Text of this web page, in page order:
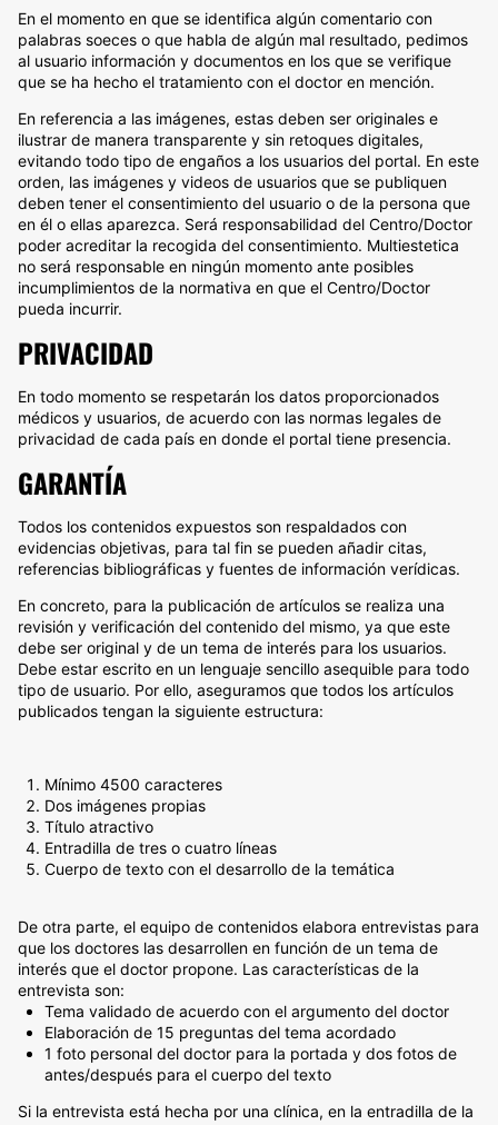
En el momento en que se identifica algún comentario con
palabras soeces o que habla de algún mal resultado, pedimos
al usuario información y documentos en los que se verifique
que se ha hecho el tratamiento con el doctor en mención.
En referencia a las imágenes, estas deben ser originales e
ilustrar de manera transparente y sin retoques digitales,
evitando todo tipo de engaños a los usuarios del portal. En este
orden, las imágenes y videos de usuarios que se publiquen
deben tener el consentimiento del usuario o de la persona que
en él o ellas aparezca. Será responsabilidad del Centro/Doctor
poder acreditar la recogida del consentimiento. Multiestetica
no será responsable en ningún momento ante posibles
incumplimientos de la normativa en que el Centro/Doctor
pueda incurrir.
PRIVACIDAD
En todo momento se respetarán los datos proporcionados
médicos y usuarios, de acuerdo con las normas legales de
privacidad de cada país en donde el portal tiene presencia.
GARANTÍA
Todos los contenidos expuestos son respaldados con
evidencias objetivas, para tal fin se pueden añadir citas,
referencias bibliográficas y fuentes de información verídicas.
En concreto, para la publicación de artículos se realiza una
revisión y verificación del contenido del mismo, ya que este
debe ser original y de un tema de interés para los usuarios.
Debe estar escrito en un lenguaje sencillo asequible para todo
tipo de usuario. Por ello, aseguramos que todos los artículos
publicados tengan la siguiente estructura:
Mínimo 4500 caracteres
Dos imágenes propias
Título atractivo
Entradilla de tres o cuatro líneas
Cuerpo de texto con el desarrollo de la temática
De otra parte, el equipo de contenidos elabora entrevistas para
que los doctores las desarrollen en función de un tema de
interés que el doctor propone. Las características de la
entrevista son:
Tema validado de acuerdo con el argumento del doctor
Elaboración de 15 preguntas del tema acordado
1 foto personal del doctor para la portada y dos fotos de
antes/después para el cuerpo del texto
Si la entrevista está hecha por una clínica, en la entradilla de la